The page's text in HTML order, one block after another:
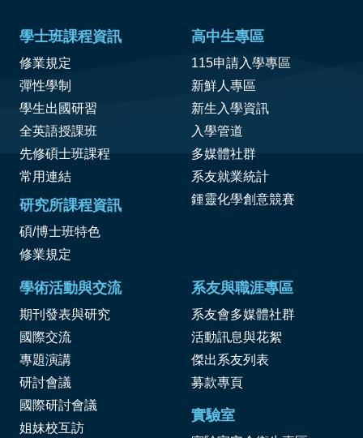
學士班課程資訊
修業規定
彈性學制
學生出國研習
全英語授課班
先修碩士班課程
常用連結
研究所課程資訊
碩/博士班特色
修業規定
高中生專區
115申請入學專區
新鮮人專區
新生入學資訊
入學管道
多媒體社群
系友就業統計
鍾靈化學創意競賽
學術活動與交流
期刊發表與研究
國際交流
專題演講
研討會議
國際研討會議
姐妹校互訪
系友與職涯專區
系友會多媒體社群
活動訊息與花絮
傑出系友列表
募款專頁
實驗室